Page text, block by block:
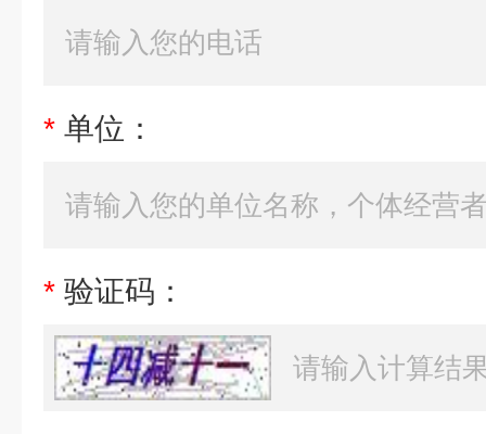
* 单位：
* 验证码：